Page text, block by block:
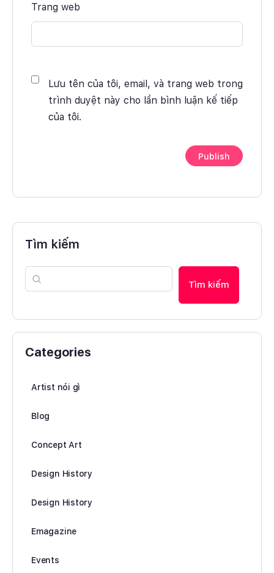
Trang web
Lưu tên của tôi, email, và trang web trong
trình duyệt này cho lần bình luận kế tiếp
của tôi.
Tìm kiếm
Tìm kiếm
Categories
Artist nói gì
Blog
Concept Art
Design History
Design History
Emagazine
Events